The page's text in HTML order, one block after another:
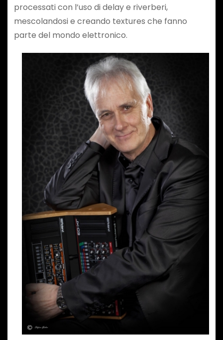
processati con l’uso di delay e riverberi,
mescolandosi e creando textures che fanno
parte del mondo elettronico.